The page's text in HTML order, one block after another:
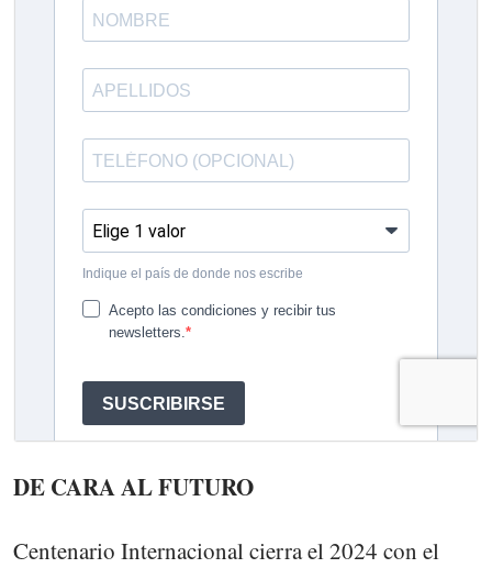
DE CARA AL FUTURO
Centenario Internacional cierra el 2024 con el